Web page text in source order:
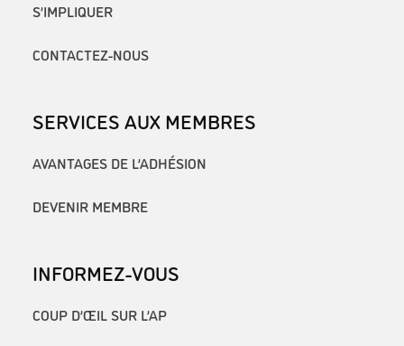
S’IMPLIQUER
CONTACTEZ-NOUS
SERVICES AUX MEMBRES
AVANTAGES DE L’ADHÉSION
DEVENIR MEMBRE
INFORMEZ-VOUS
COUP D’ŒIL SUR L’AP